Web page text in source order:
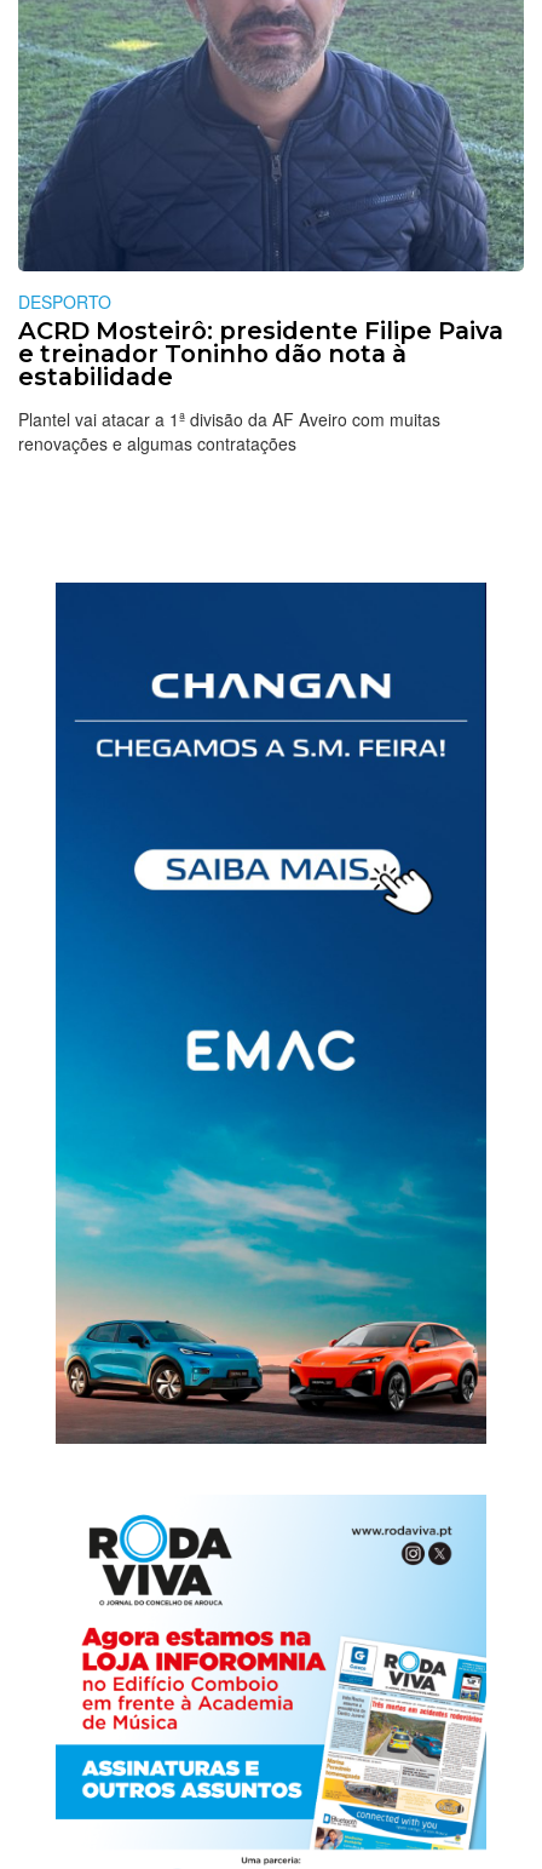
DESPORTO
ACRD Mosteirô: presidente Filipe Paiva
e treinador Toninho dão nota à
estabilidade
Plantel vai atacar a 1ª divisão da AF Aveiro com muitas
renovações e algumas contratações